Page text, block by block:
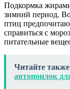
Подкормка
зимний период.
птиц
справиться с
питательные
Читайте
автопоилок